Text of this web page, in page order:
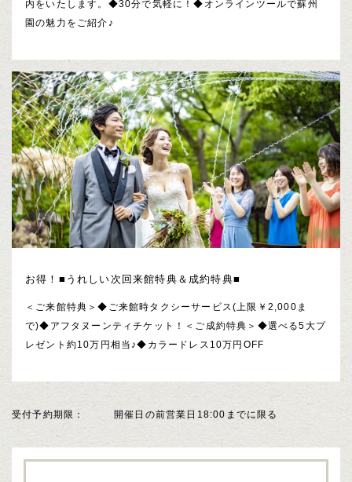
内をいたします。◆30分で気軽に！◆オンラインツールで蘇州
園の魅力をご紹介♪
お得！■うれしい次回来館特典＆成約特典■
＜ご来館特典＞◆ご来館時タクシーサービス(上限￥2,000ま
で)◆アフタヌーンティチケット！＜ご成約特典＞◆選べる5大プ
レゼント約10万円相当♪◆カラードレス10万円OFF
受付予約期限 開催日の前営業日18:00までに限る